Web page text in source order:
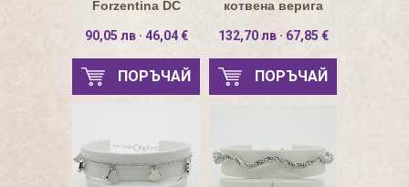
Forzentina DC
90,05 лв · 46,04 €
ПОРЪЧАЙ
котвена верига
132,70 лв · 67,85 €
ПОРЪЧАЙ